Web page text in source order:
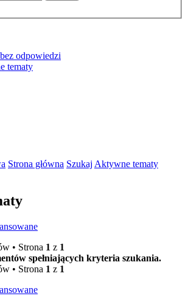
odpowiedzi
tematy
Strona główna Szukaj Aktywne tematy
• Strona 1 z 1
spełniających kryteria szukania.
• Strona 1 z 1